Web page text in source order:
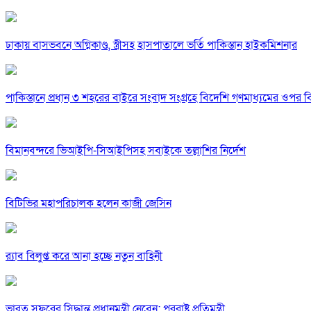
ঢাকায় বাসভবনে অগ্নিকাণ্ড, স্ত্রীসহ হাসপাতালে ভর্তি পাকিস্তান হাইকমিশনার
পাকিস্তানে প্রধান ৩ শহরের বাইরে সংবাদ সংগ্রহে বিদেশি গণমাধ্যমের ওপর
বিমানবন্দরে ভিআইপি-সিআইপিসহ সবাইকে তল্লাশির নির্দেশ
বিটিভির মহাপরিচালক হলেন কাজী জেসিন
র‍্যাব বিলুপ্ত করে আনা হচ্ছে নতুন বাহিনী